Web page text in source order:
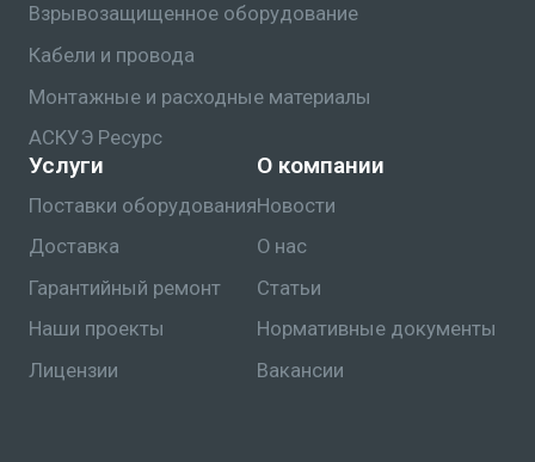
Взрывозащищенное оборудование
Кабели и провода
Монтажные и расходные материалы
АСКУЭ Ресурс
Услуги
Поставки оборудования
Доставка
Гарантийный ремонт
Наши проекты
Лицензии
О компании
Новости
О нас
Статьи
Нормативные документы
Вакансии